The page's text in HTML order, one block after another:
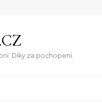
Díky za pochopení.